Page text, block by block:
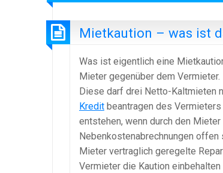
Mietkaution – was ist
Was ist eigentlich eine
Mieter gegenüber dem
Diese darf drei Netto-Kaltmieten
Kredit beantragen des
entstehen, wenn durch den
Nebenkostenabrechnungen
Mieter vertraglich geregelte
Vermieter die Kaution